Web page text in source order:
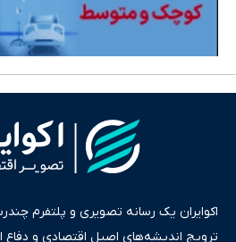
اکوایران یک رسانه تصویری و پلتفرم
ترویج اندیشه‌های اصیل اقتصادی و دفاع از